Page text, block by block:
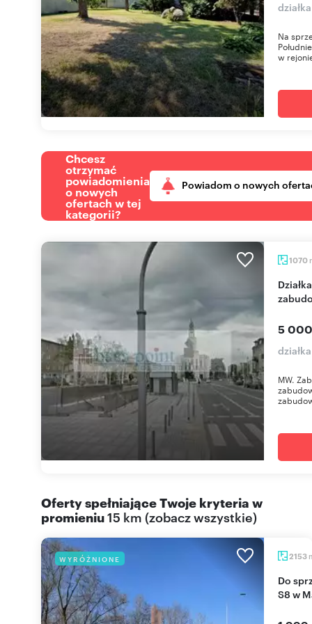
Na
w
Chcesz
otrzymać
powiadomienia
o nowych
ofertach w tej
kategorii?
Powiadom o nowych
1070
Działka pod wielorodzinną lub usługową
5
MW.
Oferty spełniające Twoje kryteria w
promieniu15 km (zobacz wszystkie)
WYRÓŻNIONE 2153
Do sprzedania działka inwestycyjna 2153 m² przy
S8 w